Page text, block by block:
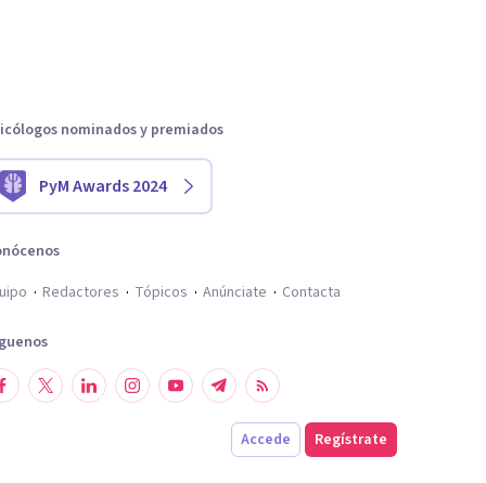
nominados y premiados
PyM Awards 2024
Redactores Tópicos Anúnciate Contacta
Accede Regístrate